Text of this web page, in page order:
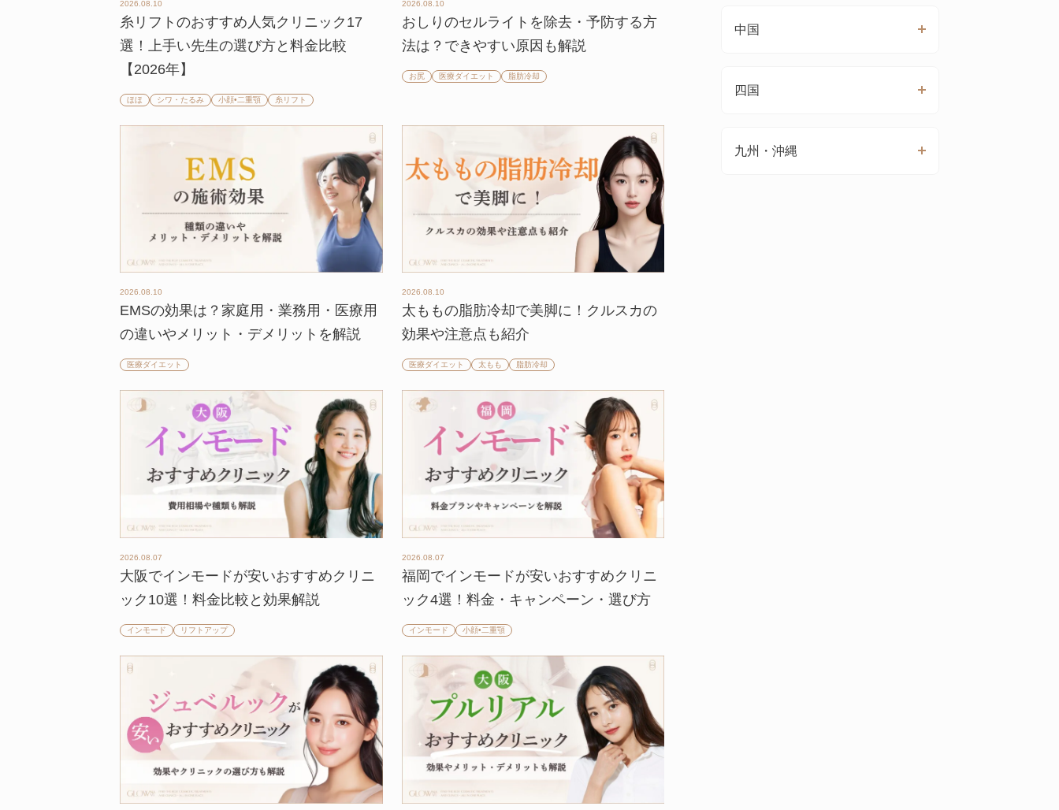
2026.08.10
糸リフトのおすすめ人気クリニック17
選！上手い先生の選び方と料金比較
【2026年】
ほほ シワ・たるみ 小顔•二重顎 糸リフト
2026.08.10
おしりのセルライトを除去・予防する方
法は？できやすい原因も解説
お尻 医療ダイエット 脂肪冷却
2026.08.10
EMSの効果は？家庭用・業務用・医療用
の違いやメリット・デメリットを解説
医療ダイエット
2026.08.10
太ももの脂肪冷却で美脚に！クルスカの
効果や注意点も紹介
医療ダイエット 太もも 脂肪冷却
2026.08.07
大阪でインモードが安いおすすめクリニ
ック10選！料金比較と効果解説
インモード リフトアップ
2026.08.07
福岡でインモードが安いおすすめクリニ
ック4選！料金・キャンペーン・選び方
インモード 小顔•二重顎
中国
四国
九州・沖縄